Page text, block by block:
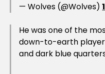
— Wolves (@Wolves)
He was one of the
down-to-earth
and dark blue